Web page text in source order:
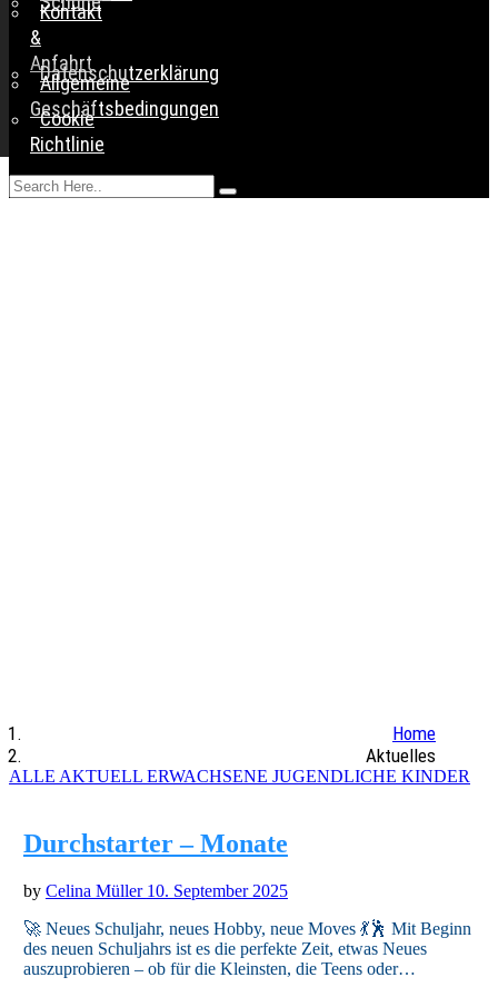
Kontakt
&
Anfahrt
Datenschutzerklärung
Allgemeine
Geschäftsbedingungen
Cookie
Richtlinie
Home
Aktuelles
ALLE AKTUELL ERWACHSENE JUGENDLICHE KINDER
Durchstarter – Monate
by Celina Müller 10. September 2025
🚀 Neues Schuljahr, neues Hobby, neue Moves 💃🕺 Mit Beginn
des neuen Schuljahrs ist es die perfekte Zeit, etwas Neues
auszuprobieren – ob für die Kleinsten, die Teens oder…